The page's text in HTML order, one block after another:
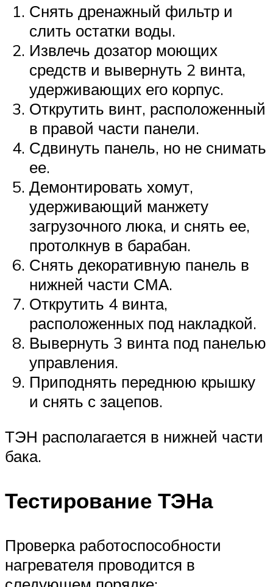
Снять дренажный фильтр и
слить остатки воды.
Извлечь дозатор моющих
средств и вывернуть 2 винта,
удерживающих его корпус.
Открутить винт, расположенный
в правой части панели.
Сдвинуть панель, но не снимать
ее.
Демонтировать хомут,
удерживающий манжету
загрузочного люка, и снять ее,
протолкнув в барабан.
Снять декоративную панель в
нижней части СМА.
Открутить 4 винта,
расположенных под накладкой.
Вывернуть 3 винта под панелью
управления.
Приподнять переднюю крышку
и снять с зацепов.
ТЭН располагается в нижней части
бака.
Тестирование ТЭНа
Проверка работоспособности
нагревателя проводится в